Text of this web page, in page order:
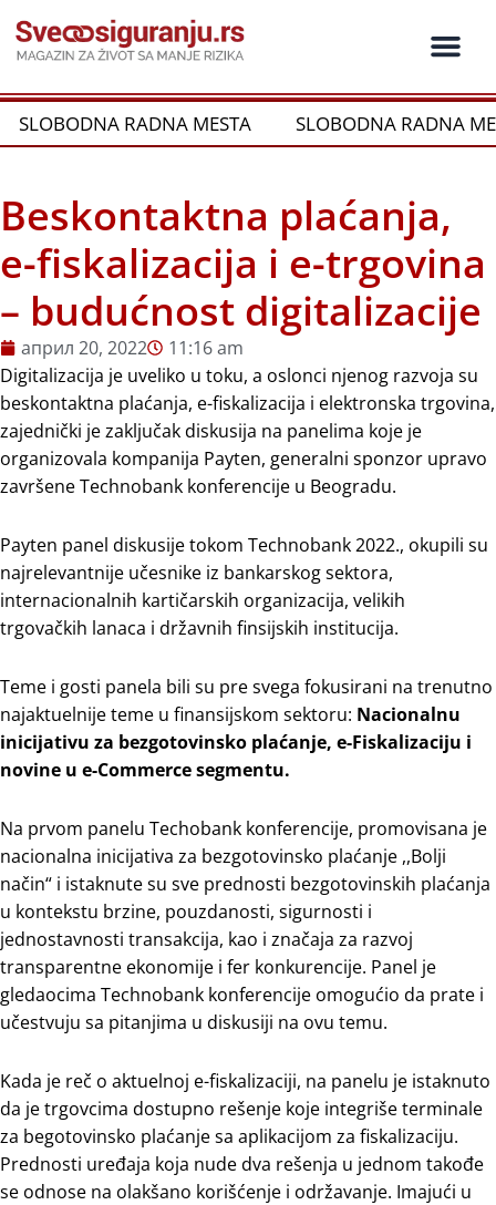
на
садржај
SLOBODNA RADNA MESTA SLOBODNA RADNA
Beskontaktna plaćanja,
e-fiskalizacija i e-trgovina
– budućnost digitalizacije
април 20, 2022
11:16 am
Digitalizacija je uveliko u toku, a oslonci njenog razvoja su
beskontaktna plaćanja, e-fiskalizacija i elektronska trgovina,
zajednički je zaključak diskusija na panelima koje je
organizovala kompanija Payten, generalni sponzor upravo
završene Technobank konferencije u Beogradu.
Payten panel diskusije tokom Technobank 2022., okupili su
najrelevantnije učesnike iz bankarskog sektora,
internacionalnih kartičarskih organizacija, velikih
trgovačkih lanaca i državnih finsijskih institucija.
Teme i gosti panela bili su pre svega fokusirani na trenutno
najaktuelnije teme u finansijskom sektoru: Nacionalnu
inicijativu za bezgotovinsko plaćanje, e-Fiskalizaciju i
novine u e-Commerce segmentu.
Na prvom panelu Techobank konferencije, promovisana je
nacionalna inicijativa za bezgotovinsko plaćanje ,,Bolji
način“ i istaknute su sve prednosti bezgotovinskih plaćanja
u kontekstu brzine, pouzdanosti, sigurnosti i
jednostavnosti transakcija, kao i značaja za razvoj
transparentne ekonomije i fer konkurencije. Panel je
gledaocima Technobank konferencije omogućio da prate i
učestvuju sa pitanjima u diskusiji na ovu temu.
Kada je reč o aktuelnoj e-fiskalizaciji, na panelu je istaknuto
da je trgovcima dostupno rešenje koje integriše terminale
za begotovinsko plaćanje sa aplikacijom za fiskalizaciju.
Prednosti uređaja koja nude dva rešenja u jednom takođe
se odnose na olakšano korišćenje i održavanje. Imajući u